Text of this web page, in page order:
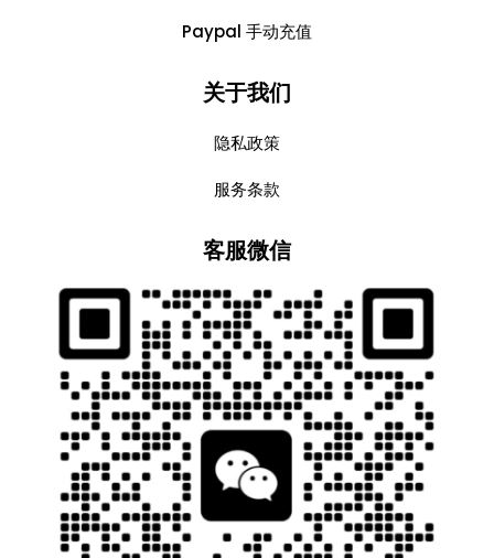
Paypal 手动充值
关于我们
隐私政策
服务条款
客服微信